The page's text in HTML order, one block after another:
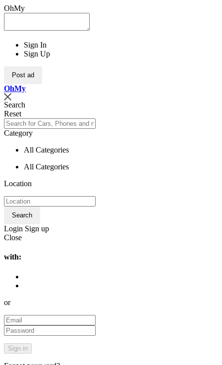
OhMy
Sign In
Sign Up
Post ad
OhMy
Search
Reset
Category
All Categories
All Categories
Location
Search
Login Sign up
Close
with:
or